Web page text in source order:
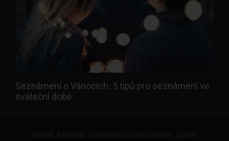
Seznámení o Vánocích: 5 tipů pro seznámení ve
sváteční době